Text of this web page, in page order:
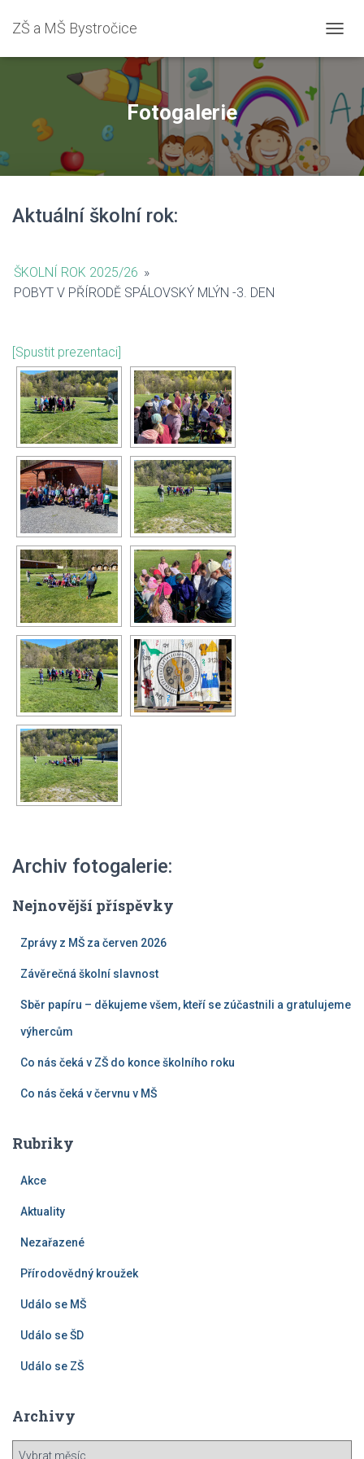
ZŠ a MŠ Bystročice
Fotogalerie
Aktuální školní rok:
ŠKOLNÍ ROK 2025/26 »
POBYT V PŘÍRODĚ SPÁLOVSKÝ MLÝN -3. DEN
[Spustit prezentaci]
Archiv fotogalerie:
Nejnovější příspěvky
Zprávy z MŠ za červen 2026
Závěrečná školní slavnost
Sběr papíru – děkujeme všem, kteří se zúčastnili a gratulujeme
výhercům
Co nás čeká v ZŠ do konce školního roku
Co nás čeká v červnu v MŠ
Rubriky
Akce
Aktuality
Nezařazené
Přírodovědný kroužek
Událo se MŠ
Událo se ŠD
Událo se ZŠ
Archivy